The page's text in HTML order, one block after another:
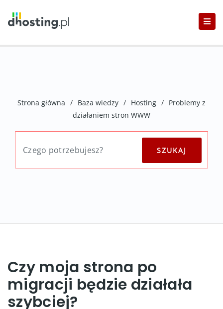
Strona główna / Baza wiedzy / Hosting / Problemy z
działaniem stron WWW
Czy moja strona po
migracji będzie działała
szybciej?